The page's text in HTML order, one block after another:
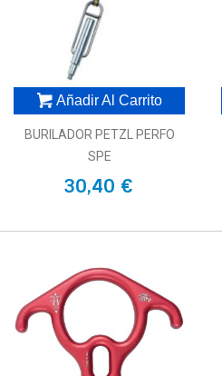
Añadir Al Carrito
BURILADOR PETZL PERFO
SPE
30,40 €